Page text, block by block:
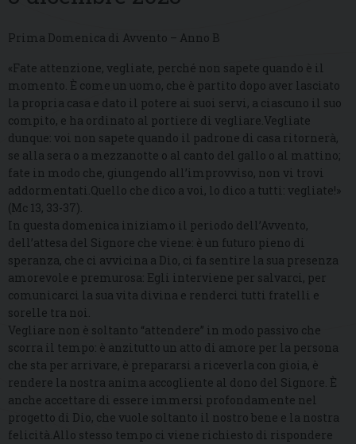
Prima Domenica di Avvento – Anno B
«Fate attenzione, vegliate, perché non sapete quando è il
momento. È come un uomo, che è partito dopo aver lasciato
la propria casa e dato il potere ai suoi servi, a ciascuno il suo
compito, e ha ordinato al portiere di vegliare.Vegliate
dunque: voi non sapete quando il padrone di casa ritornerà,
se alla sera o a mezzanotte o al canto del gallo o al mattino;
fate in modo che, giungendo all’improvviso, non vi trovi
addormentati.Quello che dico a voi, lo dico a tutti: vegliate!»
(Mc 13, 33-37).
In questa domenica iniziamo il periodo dell’Avvento,
dell’attesa del Signore che viene: è un futuro pieno di
speranza, che ci avvicina a Dio, ci fa sentire la sua presenza
amorevole e premurosa: Egli interviene per salvarci, per
comunicarci la sua vita divina e renderci tutti fratelli e
sorelle tra noi.
Vegliare non è soltanto “attendere” in modo passivo che
scorra il tempo: è anzitutto un atto di amore per la persona
che sta per arrivare, è prepararsi a riceverla con gioia, è
rendere la nostra anima accogliente al dono del Signore. È
anche accettare di essere immersi profondamente nel
progetto di Dio, che vuole soltanto il nostro bene e la nostra
felicità.Allo stesso tempo ci viene richiesto di rispondere